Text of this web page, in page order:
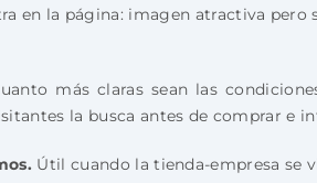
en la página: imagen atractiva
más claras sean las
la busca antes de comprar e
Útil cuando la tienda-empresa se